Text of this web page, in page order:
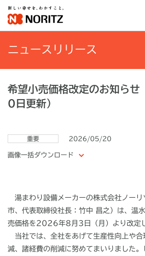
ニュースリリース
希望小売価格改定のお知ら
0日更新）
重要 2026/05/20
画像一括ダウンロード
湯まわり設備メーカーの株式会社ノーリ
市、代表取締役社長：竹中 昌之）は、温
売価格を2026年8 月 3 日（月）より改定
当社では、全社をあげて生産性向上や合
減、諸経費の削減に努めてまいりました。